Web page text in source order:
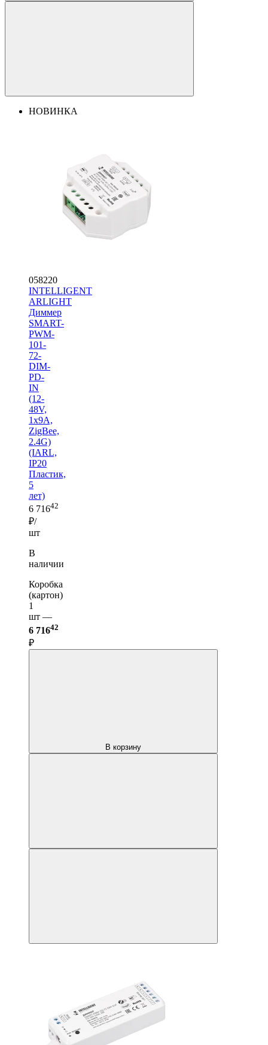
НОВИНКА
058220
INTELLIGENT
ARLIGHT
Диммер
SMART-
PWM-
101-
72-
DIM-
PD-
IN
(12-
48V,
1x9A,
ZigBee,
2.4G)
(IARL,
IP20
Пластик,
5
лет)
6 71642
₽/
шт
В
наличии
Коробка
(картон)
1
шт —
6 71642
₽
В корзину